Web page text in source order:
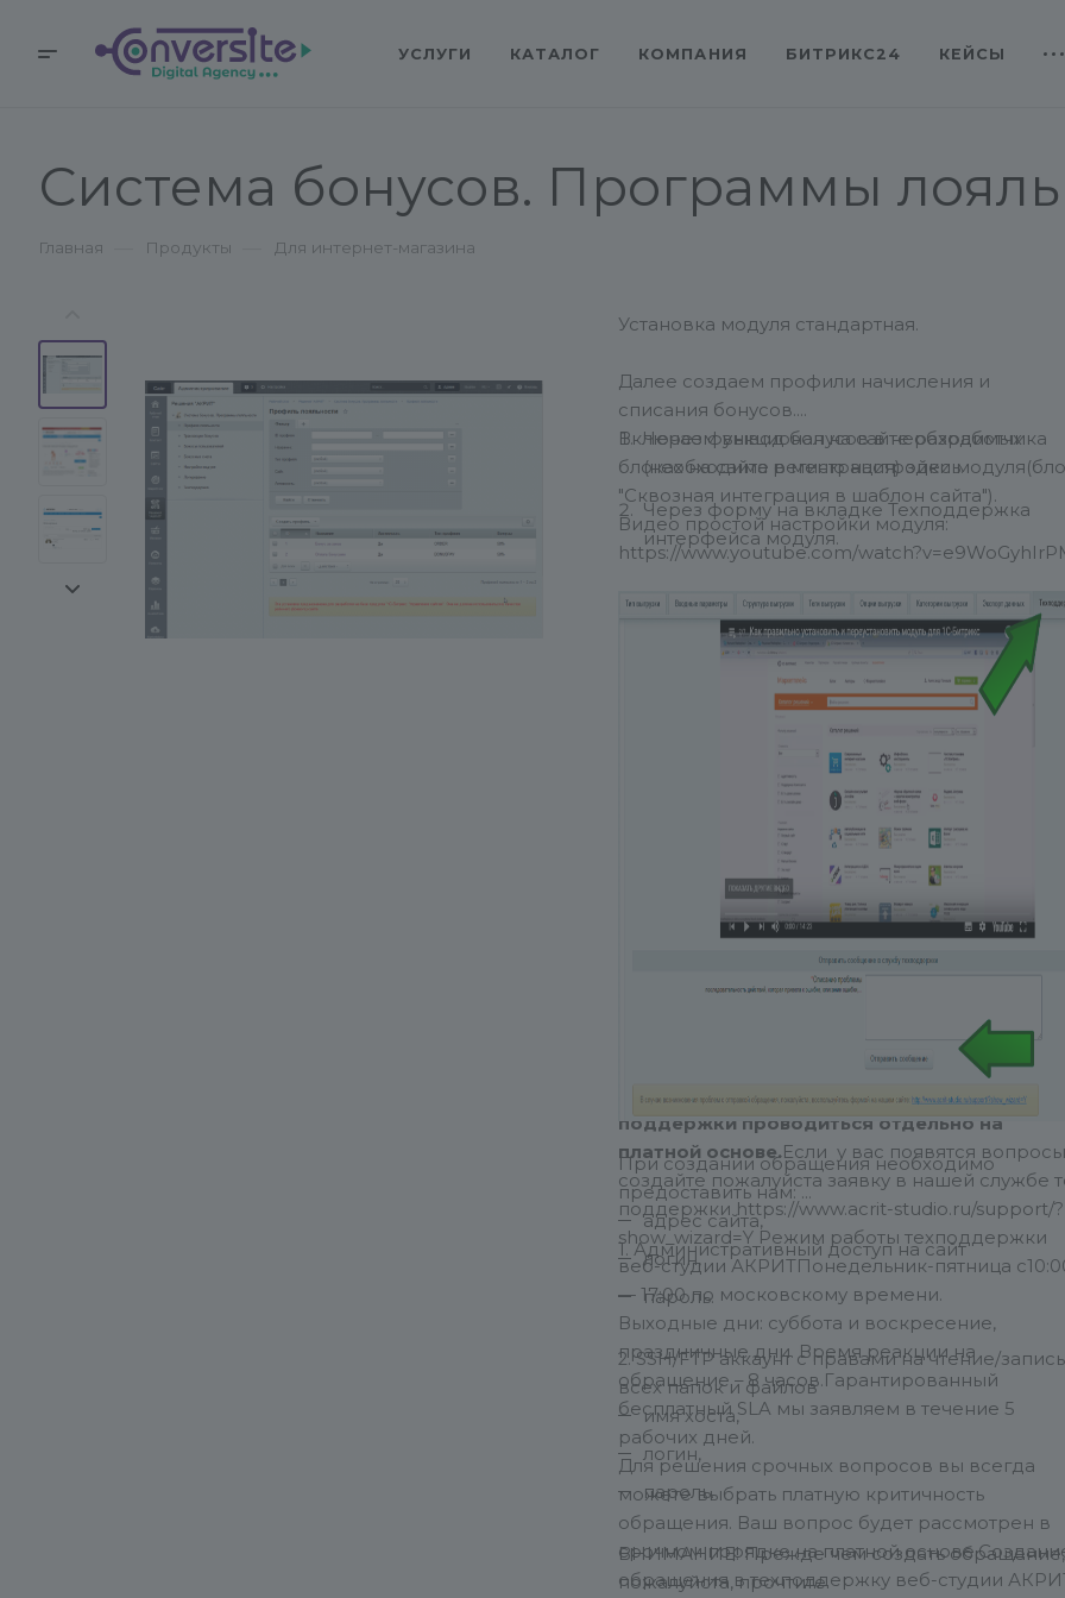
УСЛУГИ КАТАЛОГ КОМПАНИЯ БИТРИКС24 КЕЙСЫ
Система бонусов. Программы
Главная Продукты Для интернет-магазина
Установка модуля стандартная.
Далее создаем профили начисления и
списания бонусов.
Включаем вывод бонусов в необходимых
блоках на сайте в меню настройки
"Сквозная интеграция в шаблон сайта").
Видео простой настройки модуля:
https://www.youtube.com/
Документация по настройке модуля
Модуль поддерживает многосайтовость.
Настройте модуль под особенности Вашей
После применения параметров модуль
начинает работать согласно настройкам.
При создании фильтров заказов и бонусов к
ним, необходимо все продумать, т.к. если
не будет проходить по заданному фильтру, то
бонусы начисляться не будут!
Интеграция модуля на сайт силами нашей
Интеграция модуля на сайт силами нашей
поддержки проводиться отдельно на
платной основе.Если у вас появятся вопросы
создайте пожалуйста заявку в нашей службе
поддержки https://www.acrit-studio.ru/support/?
show_wizard=Y Режим работы техподдержки
веб-студии АКРИТПонедельник-пятница
— 17:00 по московскому времени.
Выходные дни: суббота и воскресение,
праздничные дни. Время реакции на
обращение – 8 часов.Гарантированный
бесплатный SLA мы заявляем в течение 5
рабочих дней.
Для решения срочных вопросов вы всегда
можете выбрать платную критичность
обращения. Ваш вопрос будет рассмотрен в
срочном порядке на платной основе.
обращения в техподдержку веб-студии
Через функционал на сайте разработчика
(необходима регистрация) здесь.
Через форму на вкладке Техподдержка
интерфейса модуля.
При создании обращения необходимо
предоставить нам:
1. Административный доступ на сайт
адрес сайта,
логин,
пароль.
2. SSH/FTP аккаунт с правами на чтение/запись
всех папок и файлов
имя хоста,
логин,
пароль.
ВНИМАНИЕ! Прежде чем создать обращение,
пожалуйста, прочтите